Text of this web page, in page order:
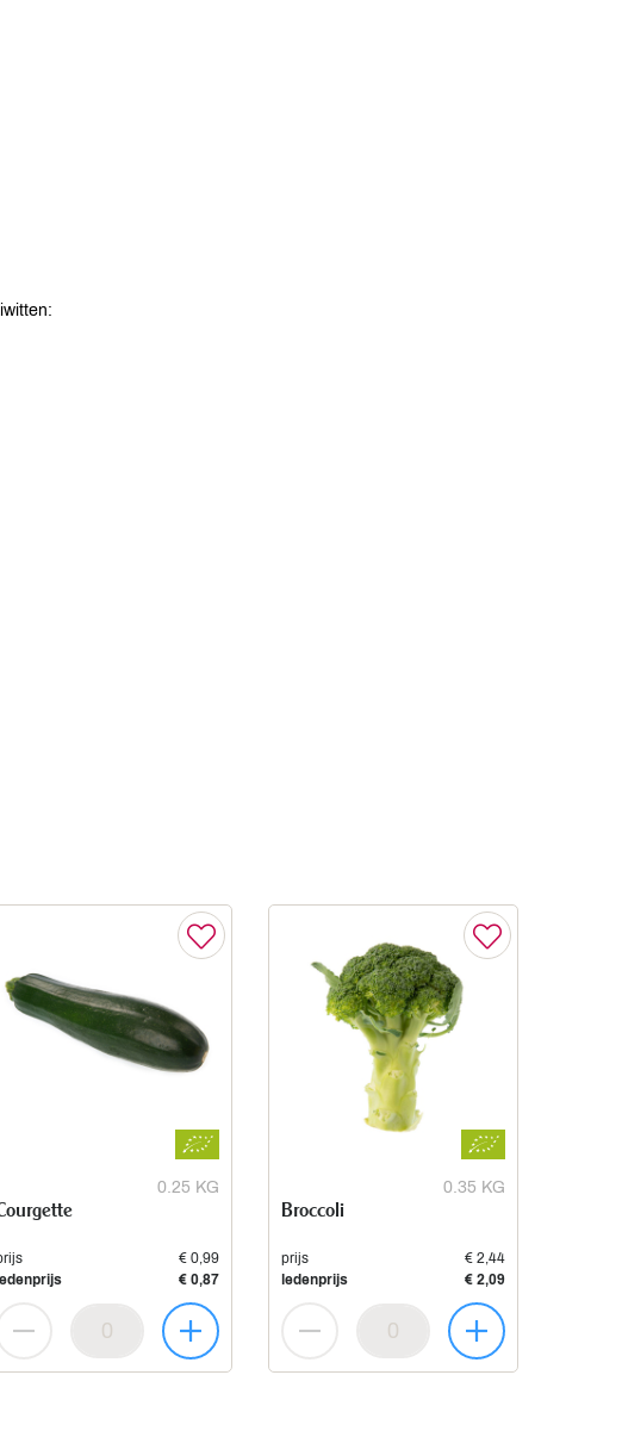
0.25 KG
€ 0,99
ledenprijs
€ 0,87
0.35 KG
Broccoli
prijs
€ 2,44
ledenprijs
€ 2,09